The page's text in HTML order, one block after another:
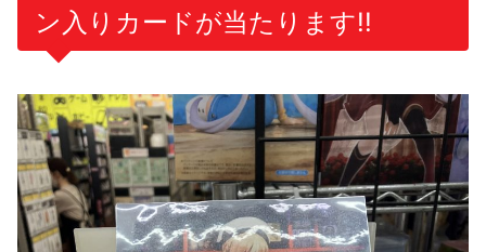
ン入りカードが当たります!!